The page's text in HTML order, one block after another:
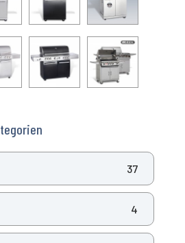
37
4